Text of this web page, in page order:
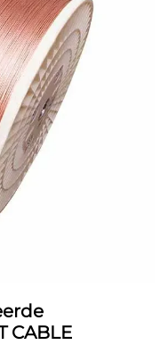
CABLE